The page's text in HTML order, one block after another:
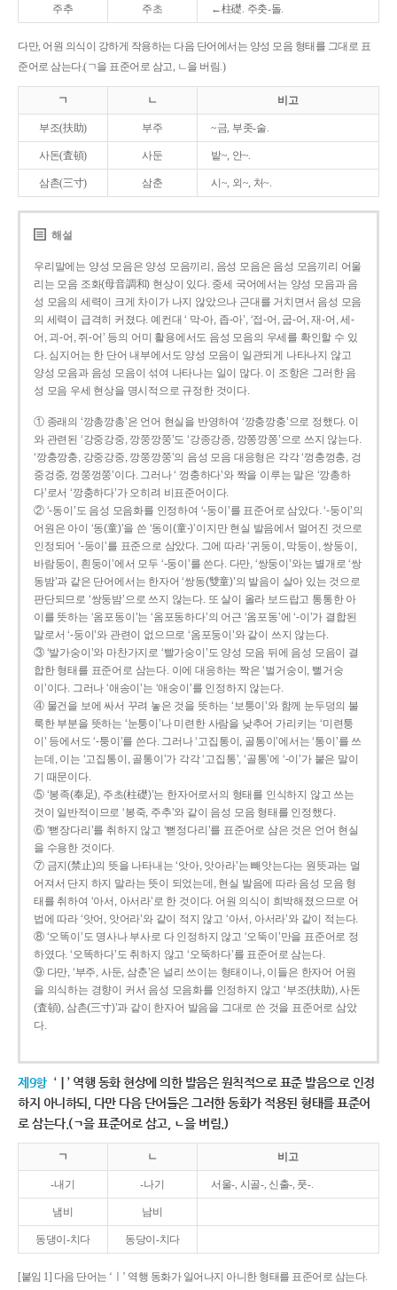
주추 주초 ←柱礎. 주춧-돌.
다만, 어원 의식이 강하게 작용하는 다음 단어에서는 양성 모음 형태를 그대로 표
준어로 삼는다.(ㄱ을 표준어로 삼고, ㄴ을 버림.)
ㄱ ㄴ 비고
부조(扶助) 부주 ~금, 부좃-술.
사돈(査頓) 사둔 밭~, 안~.
삼촌(三寸) 삼춘 시~, 외~, 처~.
해설
우리말에는 양성 모음은 양성 모음끼리, 음성 모음은 음성 모음끼리 어울
리는 모음 조화(母音調和) 현상이 있다. 중세 국어에서는 양성 모음과 음
성 모음의 세력이 크게 차이가 나지 않았으나 근대를 거치면서 음성 모음
의 세력이 급격히 커졌다. 예컨대 ‘ 막-아, 좁-아’, ‘접-어, 굽-어, 재-어, 세-
어, 괴-어, 쥐-어’ 등의 어미 활용에서도 음성 모음의 우세를 확인할 수 있
다. 심지어는 한 단어 내부에서도 양성 모음이 일관되게 나타나지 않고
양성 모음과 음성 모음이 섞여 나타나는 일이 많다. 이 조항은 그러한 음
성 모음 우세 현상을 명시적으로 규정한 것이다.
① 종래의 ‘깡총깡총’은 언어 현실을 반영하여 ‘깡충깡충’으로 정했다. 이
와 관련된 ‘강중강중, 깡쭝깡쭝’도 ‘강종강종, 깡쫑깡쫑’으로 쓰지 않는다.
‘깡충깡충, 강중강중, 깡쭝깡쭝’의 음성 모음 대응형은 각각 ‘껑충껑충, 겅
중겅중, 껑쭝껑쭝’이다. 그러나 ‘ 껑충하다’와 짝을 이루는 말은 ‘깡총하
다’로서 ‘깡충하다’가 오히려 비표준어이다.
② ‘-동이’도 음성 모음화를 인정하여 ‘-둥이’를 표준어로 삼았다. ‘-둥이’의
어원은 아이 ‘동(童)’을 쓴 ‘동이(童-)’이지만 현실 발음에서 멀어진 것으로
인정되어 ‘-둥이’를 표준으로 삼았다. 그에 따라 ‘귀둥이, 막둥이, 쌍둥이,
바람둥이, 흰둥이’에서 모두 ‘-둥이’를 쓴다. 다만, ‘쌍둥이’와는 별개로 ‘쌍
동밤’과 같은 단어에서는 한자어 ‘쌍동(雙童)’의 발음이 살아 있는 것으로
판단되므로 ‘쌍둥밤’으로 쓰지 않는다. 또 살이 올라 보드랍고 통통한 아
이를 뜻하는 ‘옴포동이’는 ‘옴포동하다’의 어근 ‘옴포동’에 ‘-이’가 결합된
말로서 ‘-둥이’와 관련이 없으므로 ‘옴포둥이’와 같이 쓰지 않는다.
③ ‘발가숭이’와 마찬가지로 ‘빨가숭이’도 양성 모음 뒤에 음성 모음이 결
합한 형태를 표준어로 삼는다. 이에 대응하는 짝은 ‘벌거숭이, 뻘거숭
이’이다. 그러나 ‘애송이’는 ‘애숭이’를 인정하지 않는다.
④ 물건을 보에 싸서 꾸려 놓은 것을 뜻하는 ‘보퉁이’와 함께 눈두덩의 불
룩한 부분을 뜻하는 ‘눈퉁이’나 미련한 사람을 낮추어 가리키는 ‘미련퉁
이’ 등에서도 ‘-퉁이’를 쓴다. 그러나 ‘고집통이, 골통이’에서는 ‘통이’를 쓰
는데, 이는 ‘고집통이, 골통이’가 각각 ‘고집통’, ‘골통’에 ‘-이’가 붙은 말이
기 때문이다.
⑤ ‘봉족(奉足), 주초(柱礎)’는 한자어로서의 형태를 인식하지 않고 쓰는
것이 일반적이므로 ‘봉죽, 주추’와 같이 음성 모음 형태를 인정했다.
⑥ ‘뻗장다리’를 취하지 않고 ‘뻗정다리’를 표준어로 삼은 것은 언어 현실
을 수용한 것이다.
⑦ 금지(禁止)의 뜻을 나타내는 ‘앗아, 앗아라’는 빼앗는다는 원뜻과는 멀
어져서 단지 하지 말라는 뜻이 되었는데, 현실 발음에 따라 음성 모음 형
태를 취하여 ‘아서, 아서라’로 한 것이다. 어원 의식이 희박해졌으므로 어
법에 따라 ‘앗어, 앗어라’와 같이 적지 않고 ‘아서, 아서라’와 같이 적는다.
⑧ ‘오똑이’도 명사나 부사로 다 인정하지 않고 ‘오뚝이’만을 표준어로 정
하였다. ‘오똑하다’도 취하지 않고 ‘오뚝하다’를 표준어로 삼는다.
⑨ 다만, ‘부주, 사둔, 삼춘’은 널리 쓰이는 형태이나, 이들은 한자어 어원
을 의식하는 경향이 커서 음성 모음화를 인정하지 않고 ‘부조(扶助), 사돈
(査頓), 삼촌(三寸)’과 같이 한자어 발음을 그대로 쓴 것을 표준어로 삼았
다.
제9항 ‘ㅣ’ 역행 동화 현상에 의한 발음은 원칙적으로 표준 발음으로 인정
하지 아니하되, 다만 다음 단어들은 그러한 동화가 적용된 형태를 표준어
로 삼는다.(ㄱ을 표준어로 삼고, ㄴ을 버림.)
ㄱ ㄴ 비고
-내기 -나기 서울-, 시골-, 신출-, 풋-.
냄비 남비
동댕이-치다 동당이-치다
[붙임 1] 다음 단어는 ‘ㅣ’ 역행 동화가 일어나지 아니한 형태를 표준어로 삼는다.